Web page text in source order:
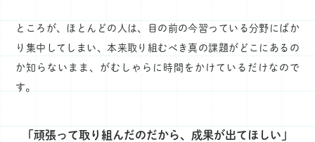
ところが、ほとんどの人は、目の前の今習っている分野にばか
り集中してしまい、本来取り組むべき真の課題がどこにあるの
か知らないまま、がむしゃらに時間をかけているだけなので
す。
「頑張って取り組んだのだから、成果が出てほしい」